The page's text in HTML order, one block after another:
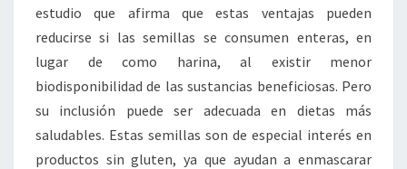
estudio que afirma que estas ventajas pueden
reducirse si las semillas se consumen enteras, en
lugar de como harina, al existir menor
biodisponibilidad de las sustancias beneficiosas. Pero
su inclusión puede ser adecuada en dietas más
saludables. Estas semillas son de especial interés en
productos sin gluten, ya que ayudan a enmascarar